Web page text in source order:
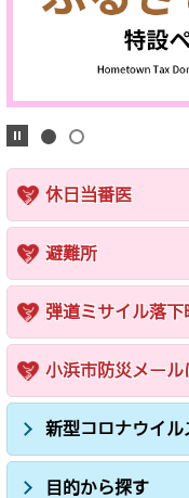
休日当番医
避難所
弾道ミサイル落
小浜市防災メール
新型コロナウイ
目的から探す